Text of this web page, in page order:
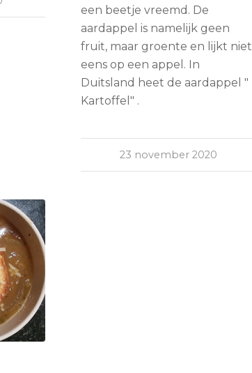
een beetje vreemd. De
aardappel is namelijk geen
fruit, maar groente en lijkt niet
eens op een appel. In
Duitsland heet de aardappel "
Kartoffel" .
23 november 2020